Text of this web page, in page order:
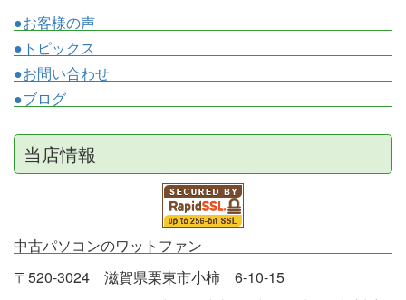
●お客様の声
●トピックス
●お問い合わせ
●ブログ
当店情報
中古パソコンのワットファン
〒520-3024 滋賀県栗東市小柿 6-10-15